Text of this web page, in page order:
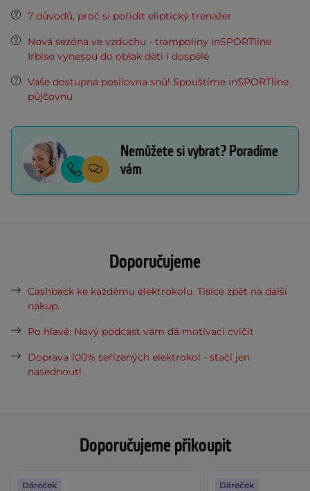
Doporučujeme přikoupit
Dáreček Dáreček
7 důvodů, proč si pořídit eliptický trenažér
Nová sezóna ve vzduchu - trampolíny inSPORTline
Irbiso vynesou do oblak děti i dospělé
Vaše dostupná posilovna snů! Spouštíme inSPORTline
půjčovnu
Nemůžete si vybrat? Poradíme
vám
Doporučujeme
Cashback ke každému elektrokolu. Tisíce zpět na další
nákup.
Po hlavě: Nový podcast vám dá motivaci cvičit
Doprava 100% seřízených elektrokol - stačí jen
nasednout!